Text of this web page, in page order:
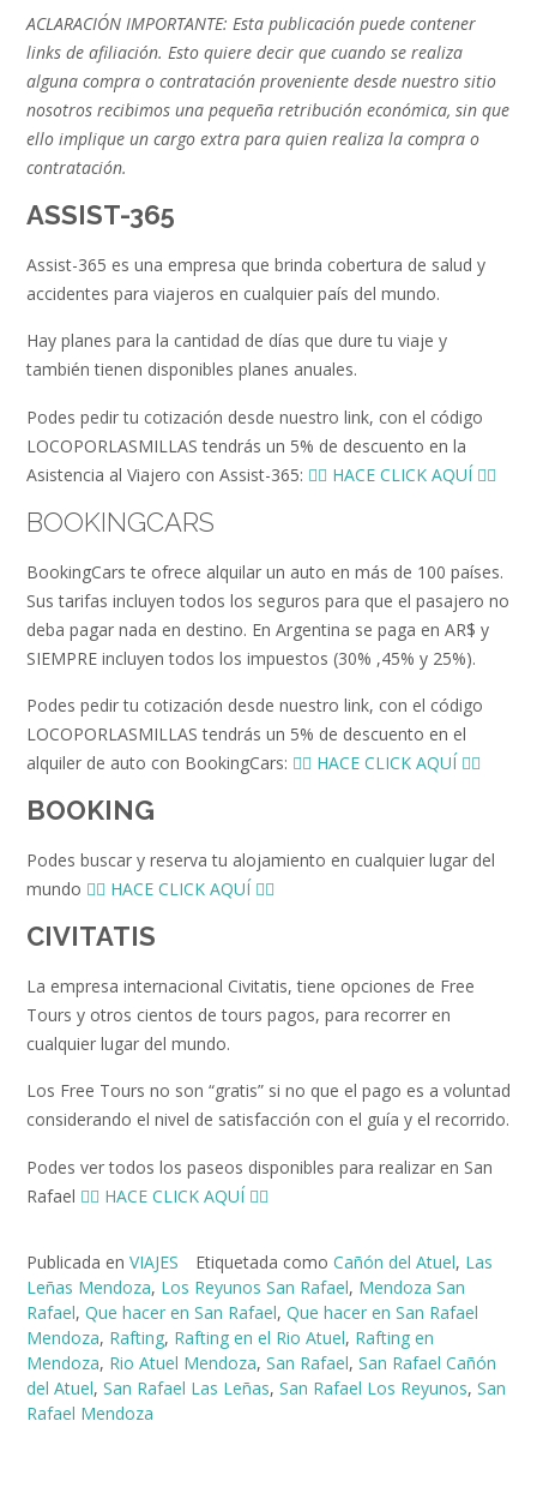
ACLARACIÓN IMPORTANTE: Esta publicación puede contener
links de afiliación. Esto quiere decir que cuando se realiza
alguna compra o contratación proveniente desde nuestro sitio
nosotros recibimos una pequeña retribución económica, sin que
ello implique un cargo extra para quien realiza la compra o
contratación.
ASSIST-365
Assist-365 es una empresa que brinda cobertura de salud y
accidentes para viajeros en cualquier país del mundo.
Hay planes para la cantidad de días que dure tu viaje y
también tienen disponibles planes anuales.
Podes pedir tu cotización desde nuestro link, con el código
LOCOPORLASMILLAS tendrás un 5% de descuento en la
Asistencia al Viajero con Assist-365: 👉🏻 HACE CLICK AQUÍ 👈🏻
BOOKINGCARS
BookingCars te ofrece alquilar un auto en más de 100 países.
Sus tarifas incluyen todos los seguros para que el pasajero no
deba pagar nada en destino. En Argentina se paga en AR$ y
SIEMPRE incluyen todos los impuestos (30% ,45% y 25%).
Podes pedir tu cotización desde nuestro link, con el código
LOCOPORLASMILLAS tendrás un 5% de descuento en el
alquiler de auto con BookingCars: 👉🏻 HACE CLICK AQUÍ 👈🏻
BOOKING
Podes buscar y reserva tu alojamiento en cualquier lugar del
mundo 👉🏻 HACE CLICK AQUÍ 👈🏻
CIVITATIS
La empresa internacional Civitatis, tiene opciones de Free
Tours y otros cientos de tours pagos, para recorrer en
cualquier lugar del mundo.
Los Free Tours no son “gratis” si no que el pago es a voluntad
considerando el nivel de satisfacción con el guía y el recorrido.
Podes ver todos los paseos disponibles para realizar en San
Rafael 👉🏻 HACE CLICK AQUÍ 👈🏻
Publicada en VIAJES Etiquetada como Cañón del Atuel, Las
Leñas Mendoza, Los Reyunos San Rafael, Mendoza San
Rafael, Que hacer en San Rafael, Que hacer en San Rafael
Mendoza, Rafting, Rafting en el Rio Atuel, Rafting en
Mendoza, Rio Atuel Mendoza, San Rafael, San Rafael Cañón
del Atuel, San Rafael Las Leñas, San Rafael Los Reyunos, San
Rafael Mendoza